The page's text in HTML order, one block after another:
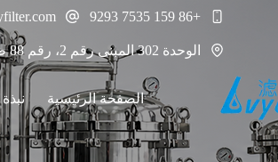
+86 159 7535 9293
الوحدة 302 المبنى رقم 2، رقم 88 طريق الخط الشرقي، مدينة نانكون، منطقة بانيو، قوانغتشو، الصين 511442
الصفحة الرئيسية